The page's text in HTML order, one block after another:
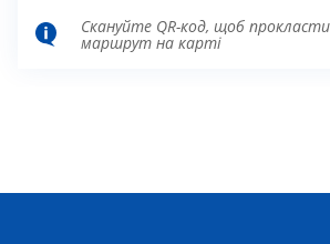
Скануйте QR-код, щоб прокласти
маршрут на карті